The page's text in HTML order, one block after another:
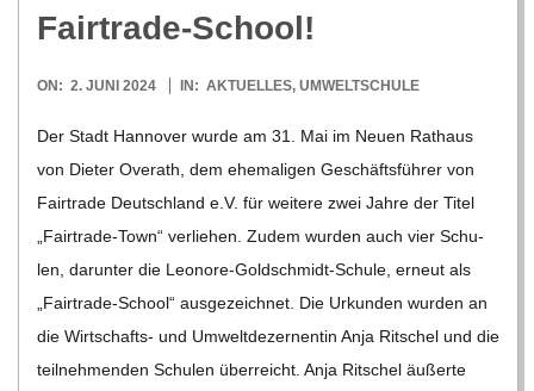
O
R
E
G
O
Fairtrade-School!
2024-
ON: 2. JUNI 2024 IN: AKTUELLES, UMWELTSCHULE
Der Stadt Han­no­ver wurde am 31. Mai im Neuen Rat­haus
von Die­ter Ove­r­ath, dem ehe­ma­li­gen Geschäfts­füh­rer von
Fair­trade Deutsch­land e.V. für wei­tere zwei Jahre der Titel
„Fair­­trade-Town“ ver­lie­hen. Zudem wur­den auch vier Schu­
len, dar­un­ter die Leo­­nore-Gol­d­­schmidt-Schule, erneut als
„Fair­­trade-School“ aus­ge­zeich­net. Die Urkun­den wur­den an
die Wir­t­­schafts- und Umwelt­de­zer­nen­tin Anja Rit­schel und die
teil­neh­men­den Schu­len über­reicht. Anja Rit­schel äußerte